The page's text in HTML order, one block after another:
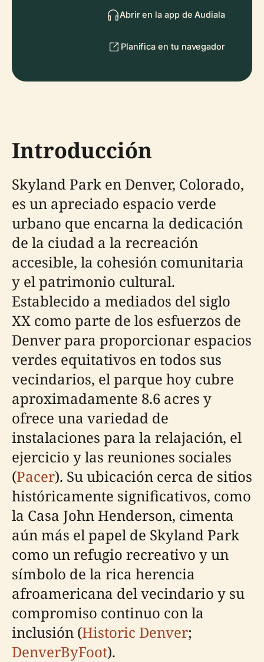
Abrir en la app de Audiala
Planifica en tu navegador
Introducción
Skyland Park en Denver, Colorado,
es un apreciado espacio verde
urbano que encarna la dedicación
de la ciudad a la recreación
accesible, la cohesión comunitaria
y el patrimonio cultural.
Establecido a mediados del siglo
XX como parte de los esfuerzos de
Denver para proporcionar espacios
verdes equitativos en todos sus
vecindarios, el parque hoy cubre
aproximadamente 8.6 acres y
ofrece una variedad de
instalaciones para la relajación, el
ejercicio y las reuniones sociales
(Pacer). Su ubicación cerca de sitios
históricamente significativos, como
la Casa John Henderson, cimenta
aún más el papel de Skyland Park
como un refugio recreativo y un
símbolo de la rica herencia
afroamericana del vecindario y su
compromiso continuo con la
inclusión (Historic Denver;
DenverByFoot).